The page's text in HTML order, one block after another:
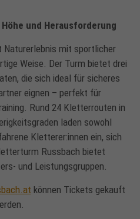
und Herausforderung
Naturerlebnis mit sportlicher
Weise. Der Turm bietet drei
die sich ideal für sicheres
eignen – perfekt für
Rund 24 Kletterrouten in
laden sowohl
Kletterer:innen ein, sich
Russbach bietet
und Leistungsgruppen.
können Tickets gekauft